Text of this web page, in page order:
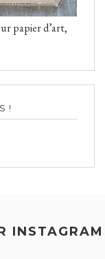
papier d’art,
!
INSTAGRAM